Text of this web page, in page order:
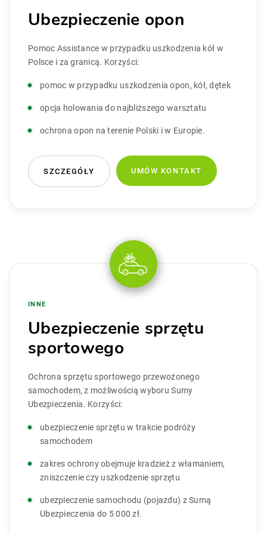
Ubezpieczenie opon
Pomoc Assistance w przypadku uszkodzenia kół w
Polsce i za granicą. Korzyści:
pomoc w przypadku uszkodzenia opon, kół, dętek
opcja holowania do najbliższego warsztatu
ochrona opon na terenie Polski i w Europie.
SZCZEGÓŁY UMÓW KONTAKT
INNE
Ubezpieczenie sprzętu
sportowego
Ochrona sprzętu sportowego przewożonego
samochodem, z możliwością wyboru Sumy
Ubezpieczenia. Korzyści:
ubezpieczenie sprzętu w trakcie podróży
samochodem
zakres ochrony obejmuje kradzież z włamaniem,
zniszczenie czy uszkodzenie sprzętu
ubezpieczenie samochodu (pojazdu) z Sumą
Ubezpieczenia do 5 000 zł.